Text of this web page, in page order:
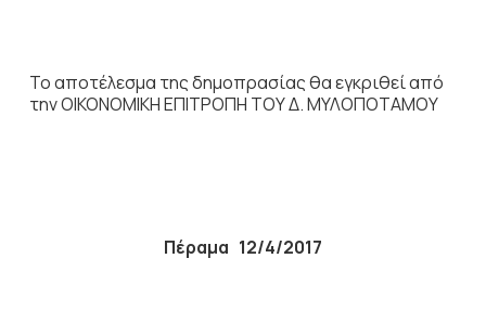
Το αποτέλεσμα της δημοπρασίας θα εγκριθεί από
την ΟΙΚΟΝΟΜΙΚΗ ΕΠΙΤΡΟΠΗ ΤΟΥ Δ. ΜΥΛΟΠΟΤΑΜΟΥ
Πέραμα 12/4/2017